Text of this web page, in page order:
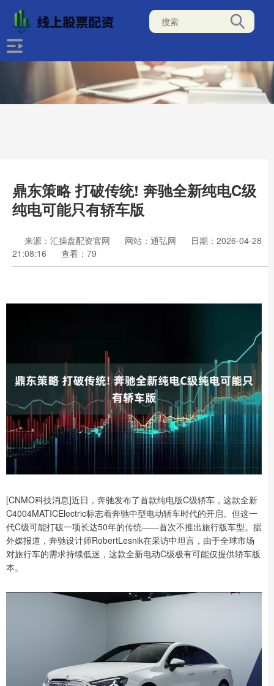
鼎东策略 打破传统! 奔驰全新纯电C级
纯电可能只有轿车版
来源：汇操盘配资官网 网站：通弘网
日期：2026-04-28
21:08:16
查看：79
[CNMO科技消息]近日，奔驰发布了首款纯电版C级轿车，这款全新
C4004MATICElectric标志着奔驰中型电动轿车时代的开启。但这一
代C级可能打破一项长达50年的传统——首次不推出旅行版车型。据
外媒报道，奔驰设计师RobertLesnik在采访中坦言，由于全球市场
对旅行车的需求持续低迷，这款全新电动C级极有可能仅提供轿车版
本。